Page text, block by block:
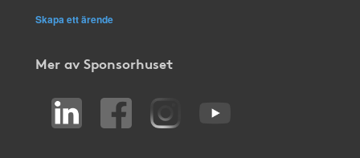
Skapa ett ärende
Mer av Sponsorhuset